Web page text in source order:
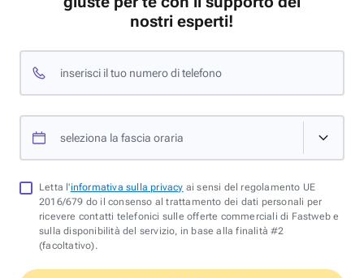
nostri esperti!
inserisci il tuo numero di telefono
seleziona la fascia oraria
Letta l'informativa sulla privacy ai sensi del regolamento UE
2016/679 do il consenso al trattamento dei dati personali per
ricevere contatti telefonici sulle offerte commerciali di Fastweb e
sulla disponibilità del servizio, in base alla finalità #2
(facoltativo).